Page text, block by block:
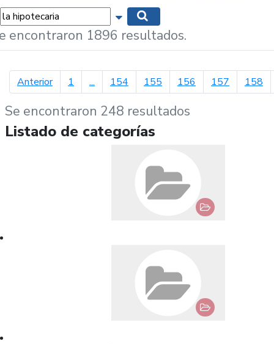
Mostrar opciones de búsqueda
encontraron 1896 resultados.
Anteriorpágina anterior
1 ... 154 155 156 157 158
Se encontraron 248 resultados
Listado de categorías